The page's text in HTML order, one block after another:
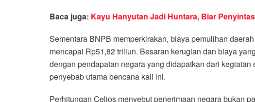
Baca juga: Kayu Hanyutan Jadi Huntara, Biar
Sementara BNPB memperkirakan, biaya pemulihan
mencapai Rp51,82 triliun. Besaran kerugian dan biaya
dengan pendapatan negara yang didapatkan dari
penyebab utama bencana kali ini.
Perhitungan Celios menyebut penerimaan negara bukan